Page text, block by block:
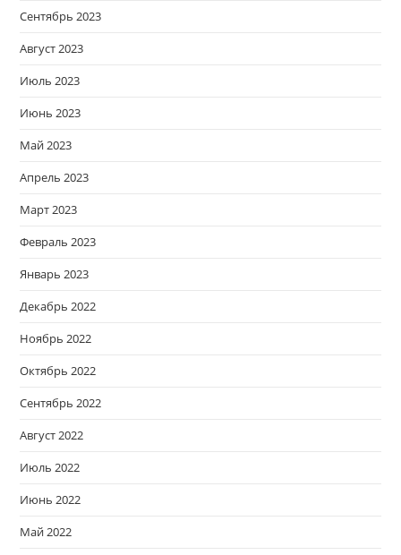
Сентябрь 2023
Август 2023
Июль 2023
Июнь 2023
Май 2023
Апрель 2023
Март 2023
Февраль 2023
Январь 2023
Декабрь 2022
Ноябрь 2022
Октябрь 2022
Сентябрь 2022
Август 2022
Июль 2022
Июнь 2022
Май 2022